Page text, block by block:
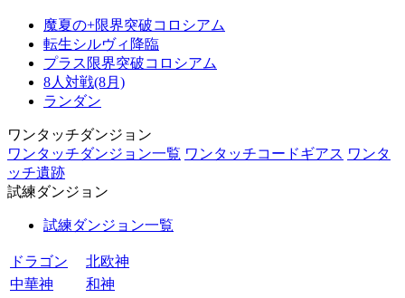
魔夏の+限界突破コロシアム
転生シルヴィ降臨
プラス限界突破コロシアム
8人対戦(8月)
ランダン
ワンタッチダンジョン
ワンタッチダンジョン一覧 ワンタッチコードギアス ワンタ
ッチ遺跡
試練ダンジョン
試練ダンジョン一覧
ドラゴン
北欧神
中華神
和神